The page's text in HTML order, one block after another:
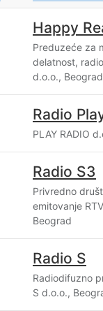
Happy
Preduzeće za
delatnost,
d.o.o., Beograd
Radio
PLAY RADIO
Radio S3
Privredno
emitovanje
Beograd
Radio S
Radiodifuzno
S d.o.o.,